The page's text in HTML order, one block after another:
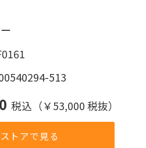
513
税込（￥53,000 税抜）
トアで見る